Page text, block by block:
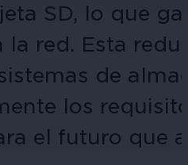
SD, lo que
la red. Esta
de
los
el futuro que